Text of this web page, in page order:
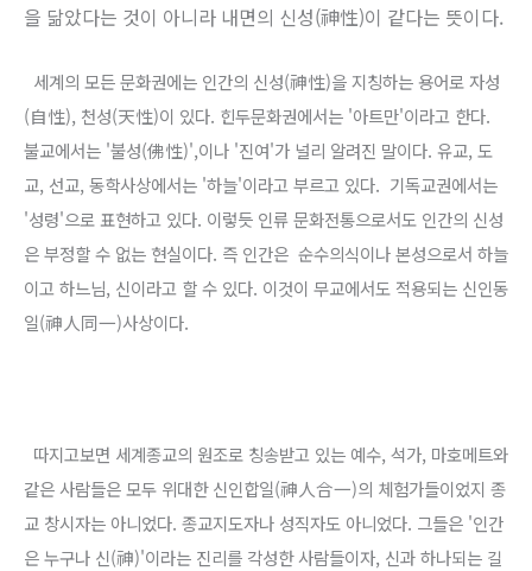
을 닮았다는 것이 아니라 내면의 신성(神性)이 같다는 뜻이다.
세계의 모든 문화권에는 인간의 신성(神性)을 지칭하는 용어로 자성
(自性), 천성(天性)이 있다. 힌두문화권에서는 '아트만'이라고 한다.
불교에서는 '불성(佛性)',이나 '진여'가 널리 알려진 말이다. 유교, 도
교, 선교, 동학사상에서는 '하늘'이라고 부르고 있다. 기독교권에서는
'성령'으로 표현하고 있다. 이렇듯 인류 문화전통으로서도 인간의 신성
은 부정할 수 없는 현실이다. 즉 인간은 순수의식이나 본성으로서 하늘
이고 하느님, 신이라고 할 수 있다. 이것이 무교에서도 적용되는 신인동
일(神人同一)사상이다.
따지고보면 세계종교의 원조로 칭송받고 있는 예수, 석가, 마호메트와
같은 사람들은 모두 위대한 신인합일(神人合一)의 체험가들이었지 종
교 창시자는 아니었다. 종교지도자나 성직자도 아니었다. 그들은 '인간
은 누구나 신(神)'이라는 진리를 각성한 사람들이자, 신과 하나되는 길